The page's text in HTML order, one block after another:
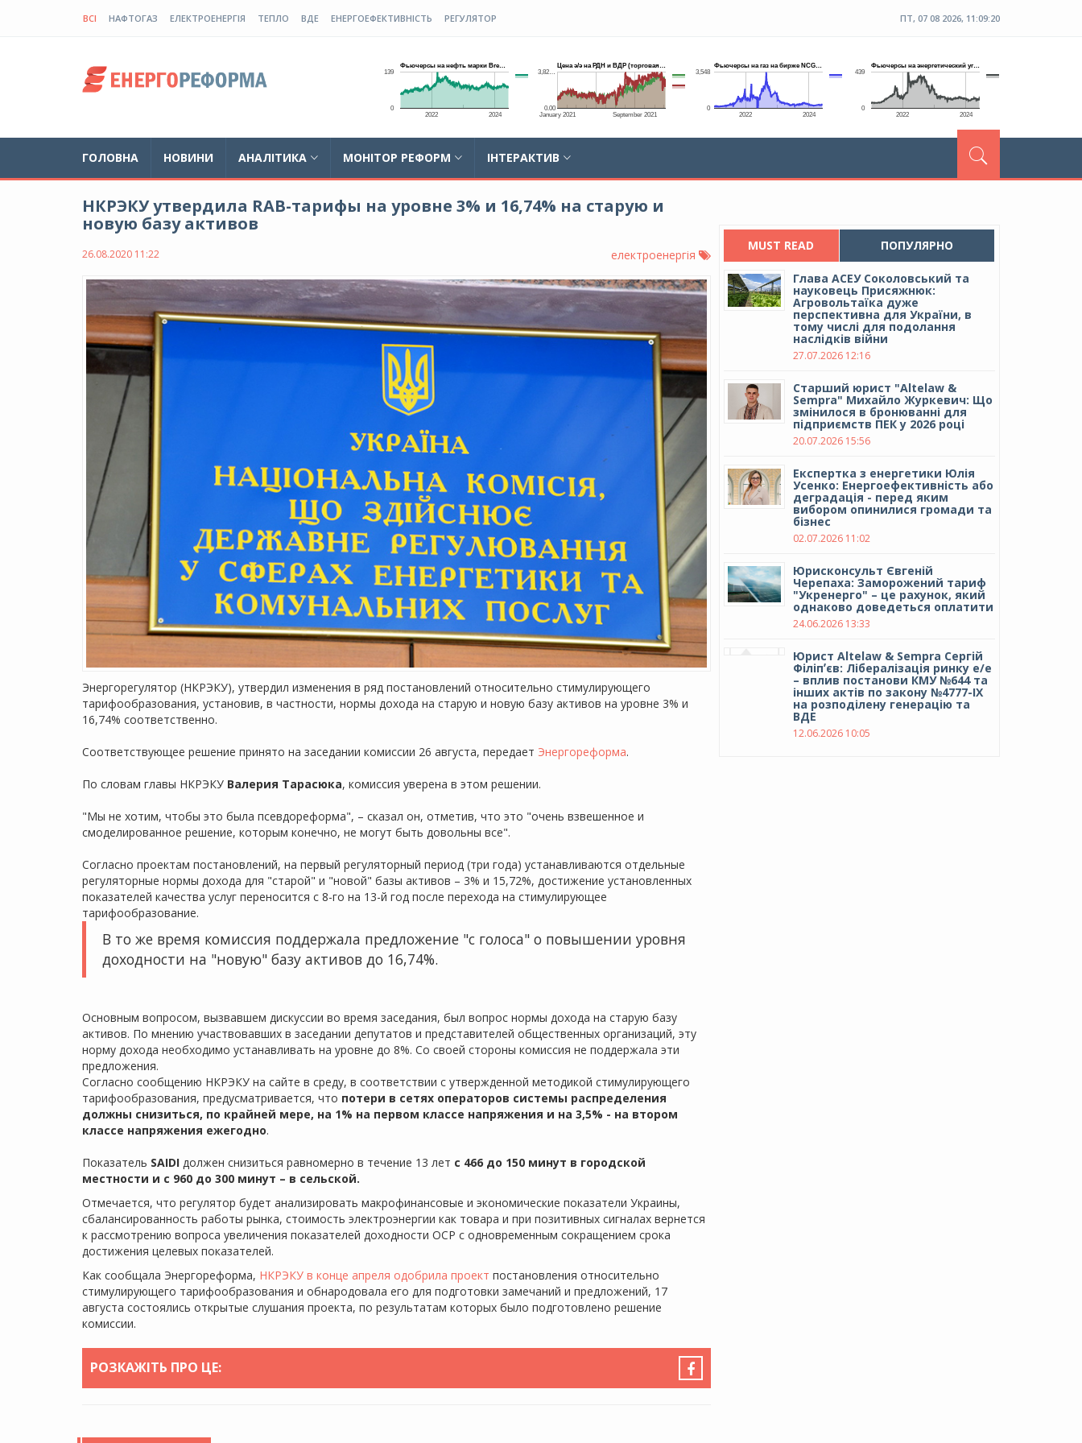
ВСІ НАФТОГАЗ ЕЛЕКТРОЕНЕРГІЯ ТЕПЛО ВДЕ ЕНЕРГОЕФЕКТИВНІСТЬ РЕГУЛЯТОР ПТ, 07 08 2026, 11:09:21
ГОЛОВНА НОВИНИ АНАЛІТИКА МОНІТОР РЕФОРМ ІНТЕРАКТИВ
НКРЭКУ утвердила RAB-тарифы на уровне 3% и 16,74% на старую и
новую базу активов
26.08.2020 11:22 електроенергія
Энергорегулятор (НКРЭКУ), утвердил изменения в ряд постановлений относительно стимулирующего
тарифообразования, установив, в частности, нормы дохода на старую и новую базу активов на уровне 3% и
16,74% соответственно.
Соответствующее решение принято на заседании комиссии 26 августа, передает Энергореформа.
По словам главы НКРЭКУ Валерия Тарасюка, комиссия уверена в этом решении.
"Мы не хотим, чтобы это была псевдореформа", – сказал он, отметив, что это "очень взвешенное и
смоделированное решение, которым конечно, не могут быть довольны все".
Согласно проектам постановлений, на первый регуляторный период (три года) устанавливаются отдельные
регуляторные нормы дохода для "старой" и "новой" базы активов – 3% и 15,72%, достижение установленных
показателей качества услуг переносится с 8-го на 13-й год после перехода на стимулирующее
тарифообразование.
В то же время комиссия поддержала предложение "с голоса" о повышении уровня
доходности на "новую" базу активов до 16,74%.
Основным вопросом, вызвавшем дискуссии во время заседания, был вопрос нормы дохода на старую базу
активов. По мнению участвовавших в заседании депутатов и представителей общественных организаций, эту
норму дохода необходимо устанавливать на уровне до 8%. Со своей стороны комиссия не поддержала эти
предложения.
Согласно сообщению НКРЭКУ на сайте в среду, в соответствии с утвержденной методикой стимулирующего
тарифообразования, предусматривается, что потери в сетях операторов системы распределения
должны снизиться, по крайней мере, на 1% на первом классе напряжения и на 3,5% - на втором
классе напряжения ежегодно.
Показатель SAIDI должен снизиться равномерно в течение 13 лет с 466 до 150 минут в городской
местности и с 960 до 300 минут – в сельской.
Отмечается, что регулятор будет анализировать макрофинансовые и экономические показатели Украины,
сбалансированность работы рынка, стоимость электроэнергии как товара и при позитивных сигналах вернется
к рассмотрению вопроса увеличения показателей доходности ОСР с одновременным сокращением срока
достижения целевых показателей.
Как сообщала Энергореформа, НКРЭКУ в конце апреля одобрила проект постановления относительно
стимулирующего тарифообразования и обнародовала его для подготовки замечаний и предложений, 17
августа состоялись открытые слушания проекта, по результатам которых было подготовлено решение
комиссии.
РОЗКАЖІТЬ ПРО ЦЕ:
MUST READ ПОПУЛЯРНО
Глава АСЕУ Соколовський та
науковець Присяжнюк:
Агровольтаїка дуже
перспективна для України, в
тому числі для подолання
наслідків війни
27.07.2026 12:16
Cтарший юрист "Altelaw &
Sempra" Михайло Журкевич: Що
змінилося в бронюванні для
підприємств ПЕК у 2026 році
20.07.2026 15:56
Експертка з енергетики Юлія
Усенко: Енергоефективність або
деградація - перед яким
вибором опинилися громади та
бізнес
02.07.2026 11:02
Юрисконсульт Євгеній
Черепаха: Заморожений тариф
"Укренерго" – це рахунок, який
однаково доведеться оплатити
24.06.2026 13:33
Юрист Altelaw & Sempra Сергій
Філіпʼєв: Лібералізація ринку е/е
– вплив постанови КМУ №644 та
інших актів по закону №4777-IX
на розподілену генерацію та
ВДЕ
12.06.2026 10:05